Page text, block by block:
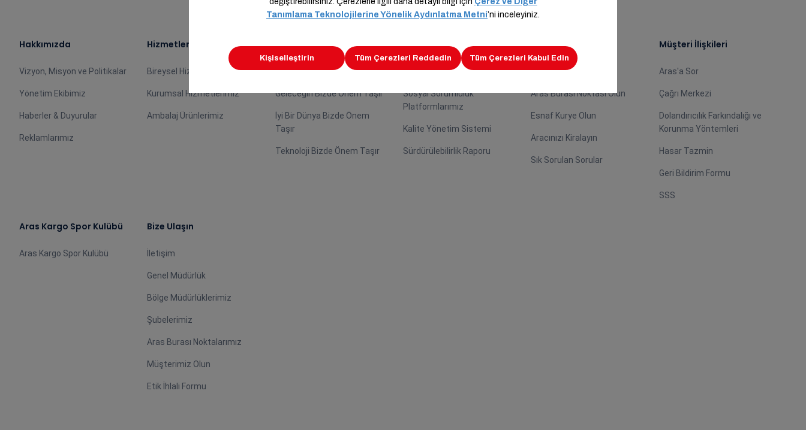
Hakkımızda
Vizyon, Misyon ve Politikalar
Yönetim Ekibimiz
Haberler & Duyurular
Reklamlarımız
Hizmetlerimiz
Bireysel Hizmetlerimiz
Kurumsal Hizmetlerimiz
Ambalaj Ürünlerimiz
Kariyer
Araslar Bizde Önem Taşır
Geleceğin Bizde Önem Taşır
İyi Bir Dünya Bizde Önem
Taşır
Teknoloji Bizde Önem Taşır
Sürdürülebilirlik
Sürdürülebilirlik Rotası
Sosyal Sorumluluk
Platformlarımız
Kalite Yönetim Sistemi
Sürdürülebilirlik Raporu
İş Ortağımız Olun
Acentemiz Olun
Aras Burası Noktası Olun
Esnaf Kurye Olun
Aracınızı Kiralayın
Sık Sorulan Sorular
Müşteri İlişkileri
Aras'a Sor
Çağrı Merkezi
Dolandırıcılık Farkındalığı ve
Korunma Yöntemleri
Hasar Tazmin
Geri Bildirim Formu
SSS
Aras Kargo Spor Kulübü
Aras Kargo Spor Kulübü
Bize Ulaşın
İletişim
Genel Müdürlük
Bölge Müdürlüklerimiz
Şubelerimiz
Aras Burası Noktalarımız
Müşterimiz Olun
Etik İhlali Formu